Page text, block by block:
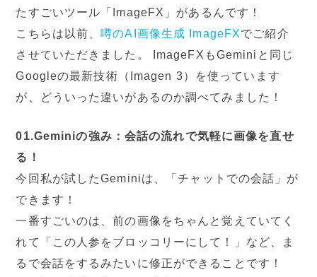
たすごいツール「ImageFX」があるんです！
こちらは以前、 噂のAI画像生成 ImageFXでご紹介
させていただきました。
ImageFXもGeminiと同じ
Googleの最新技術（Imagen 3）を使っています
が、どういった違いがあるのか調べてみました！
01.Geminiの強み：会話の流れで気軽に画像を直せ
る！
今回私が試したGeminiは、「チャットでの会話」が
できます！
一番すごいのは、前の画像をちゃんと覚えていてく
れて「この人参をブロッコリーにして！」など、ま
るで会話をするみたいに修正ができることです！